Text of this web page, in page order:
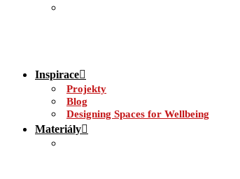
Inspirace
Projekty
Blog
Designing Spaces for Wellbeing
Materiály